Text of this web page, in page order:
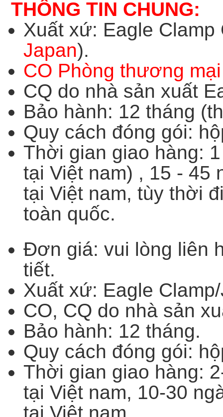
THÔNG TIN CHUNG:
Xuất xứ: Eagle Clamp
Japan).
CO Phòng thương
CQ do nhà sản xuất
Bảo hành: 12 tháng
Quy cách đóng gói:
Thời gian giao hàng:
tại Việt nam) , 15 - 45
tại Việt nam, tùy thời
toàn quốc.
Đơn giá: vui lòng liên
tiết.
Xuất xứ: Eagle
CO, CQ do nhà sản
Bảo hành: 12 tháng.
Quy cách đóng gói:
Thời gian giao hàng:
tại Việt nam, 10-30
tại Việt nam.